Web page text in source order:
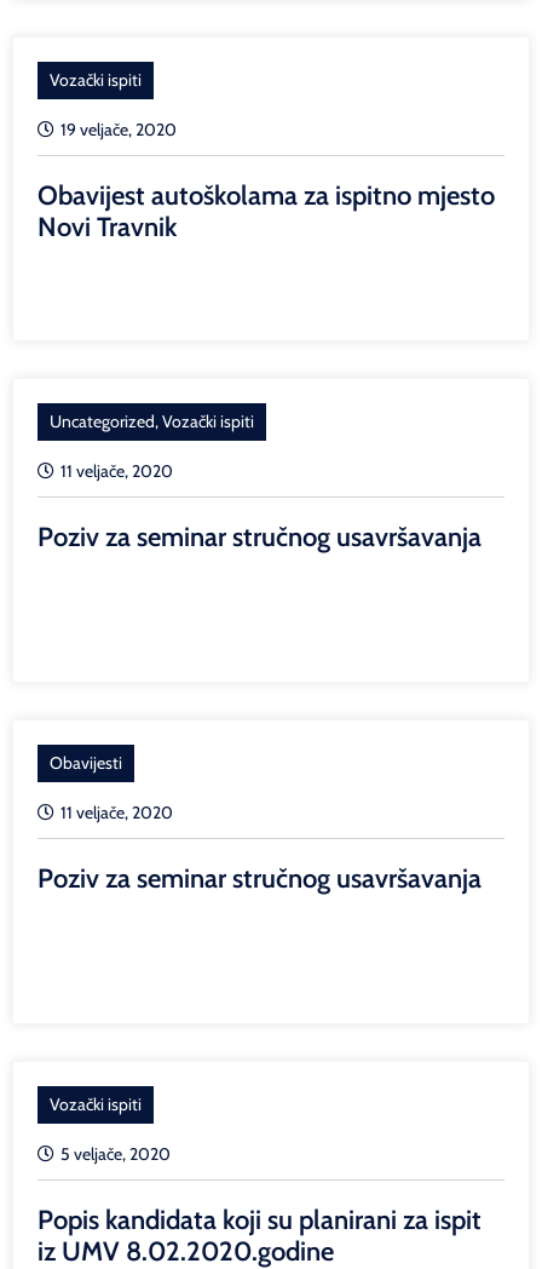
Vozački ispiti
19 veljače, 2020
Obavijest autoškolama za ispitno mjesto
Novi Travnik
Uncategorized,Vozački ispiti
11 veljače, 2020
Poziv za seminar stručnog usavršavanja
Obavijesti
11 veljače, 2020
Poziv za seminar stručnog usavršavanja
Vozački ispiti
5 veljače, 2020
Popis kandidata koji su planirani za ispit
iz UMV 8.02.2020.godine